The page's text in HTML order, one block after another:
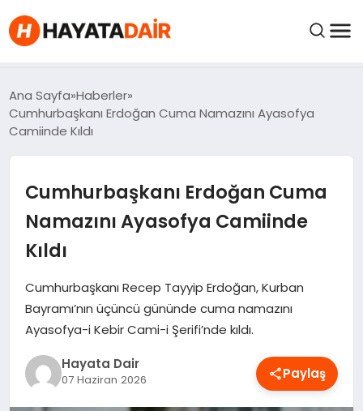
FIYATLAR
HABERLER
İNCELEMELER
KIMDIR?
NEDIR?
OYUN
Ana Sayfa Haberler
Cumhurbaşkanı Erdoğan Cuma Namazını Ayasofya
Camiinde Kıldı
Cumhurbaşkanı Erdoğan Cuma
Namazını Ayasofya Camiinde
Kıldı
Cumhurbaşkanı Recep Tayyip Erdoğan, Kurban
Bayramı’nın üçüncü gününde cuma namazını
Ayasofya-i Kebir Cami-i Şerifi’nde kıldı.
Hayata Dair
07 Haziran 2026 Paylaş